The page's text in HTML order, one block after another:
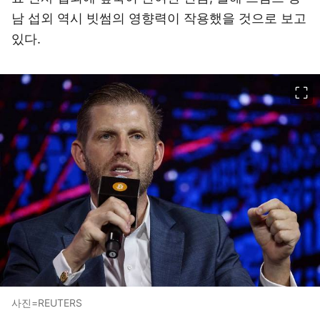
남 섭외 역시 빗썸의 영향력이 작용했을 것으로 보고
있다.
사진=REUTERS